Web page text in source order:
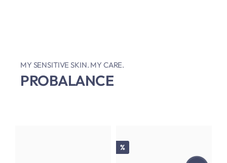
MY SENSITIVE SKIN. MY CARE.
PROBALANCE
Rabatt
%